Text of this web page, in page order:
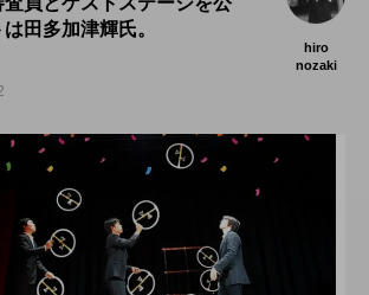
田多加津輝氏。
hiro
nozaki